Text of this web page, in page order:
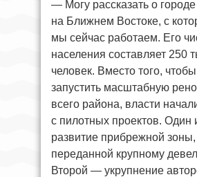
— Могу рассказать о городе
на Ближнем Востоке, с
мы сейчас работаем. Его
населения составляет 250
человек. Вместо того,
запустить масштабную
всего района, власти
с пилотных проектов. Один
развитие прибрежной зоны,
переданной крупному
Второй — укрупнение